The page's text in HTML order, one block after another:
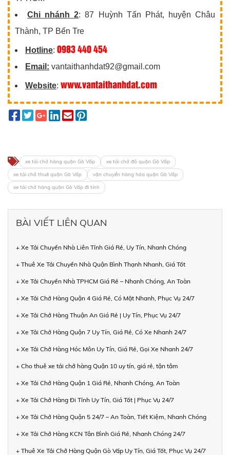
Chi nhánh 2: 87 Huỳnh Tấn Phát, huyện Châu
Thành, TP Bến Tre
Hotline: 0983 440 454
Email: vantaithanhdat92@gmail.com
Website: www.vantaithanhdat.com
xe tải chở hàng quận Gò Vấp
xe tải chở đồ quận Gò Vấp
xe tải chở thuê quận Gò Vấp
vận chuyển hàng hóa quận Gò Vấp
xe tải chở hàng quận Gò Vấp đi tỉnh
BÀI VIẾT LIÊN QUAN
+ Xe Tải Chuyển Nhà Liên Tỉnh Giá Rẻ, Uy Tín, Nhanh Chóng
+ Thuê Xe Tải Chuyển Nhà Quận Bình Thạnh Nhanh, Giá Tốt
+ Xe Tải Chuyển Nhà TPHCM Giá Rẻ – Nhanh Chóng, An Toàn
+ Xe Tải Chở Hàng Quận 4 Giá Rẻ, Có Mặt Nhanh, Phục Vụ 24/7
+ Xe Tải Chở Hàng Thuận An Giá Rẻ | Uy Tín, Phục Vụ 24/7
+ Xe Tải Chở Hàng Quận 7 Uy Tín, Giá Rẻ, Có Xe Nhanh 24/7
+ Xe Tải Chở Hàng Hóc Môn Uy Tín, Giá Rẻ, Gọi Xe Nhanh 24/7
+ Cho thuê xe tải chở hàng Quận 10 uy tín, giá rẻ, tận tâm
+ Xe Tải Chở Hàng Quận 1 Giá Rẻ, Nhanh Chóng, An Toàn
+ Xe Tải Chở Hàng Đi Tỉnh Uy Tín, Giá Tốt | Phục Vụ 24/7
+ Xe Tải Chở Hàng Quận 5 24/7 – An Toàn, Tiết Kiệm, Nhanh Chóng
+ Xe Tải Chở Hàng KCN Tân Bình Giá Rẻ, Nhanh Chóng 24/7
+ Thuê Xe Tải Chở Hàng Quận Gò Vấp Uy Tín, Giá Tốt, Phục Vụ 24/7